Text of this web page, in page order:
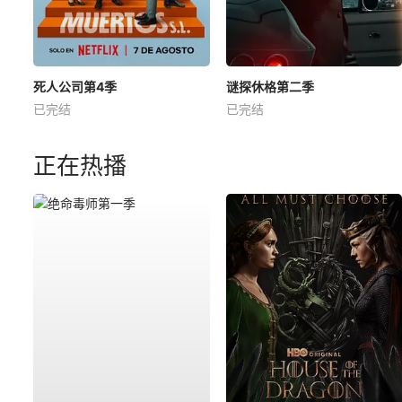
死人公司第4季
已完结
谜探休格第二季
已完结
正在热播